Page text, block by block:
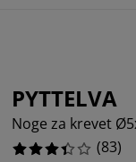
PYTTELVA
Noge za krevet
(83)